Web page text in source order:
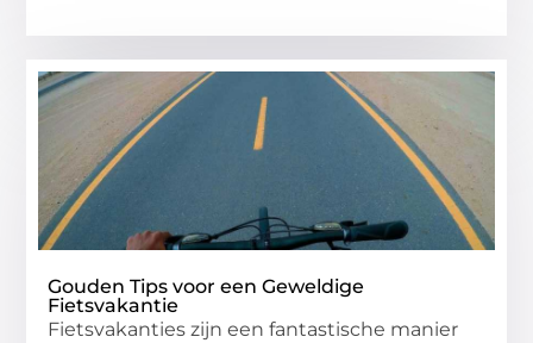
Gouden Tips voor een Geweldige
Fietsvakantie
Fietsvakanties zijn een fantastische manier